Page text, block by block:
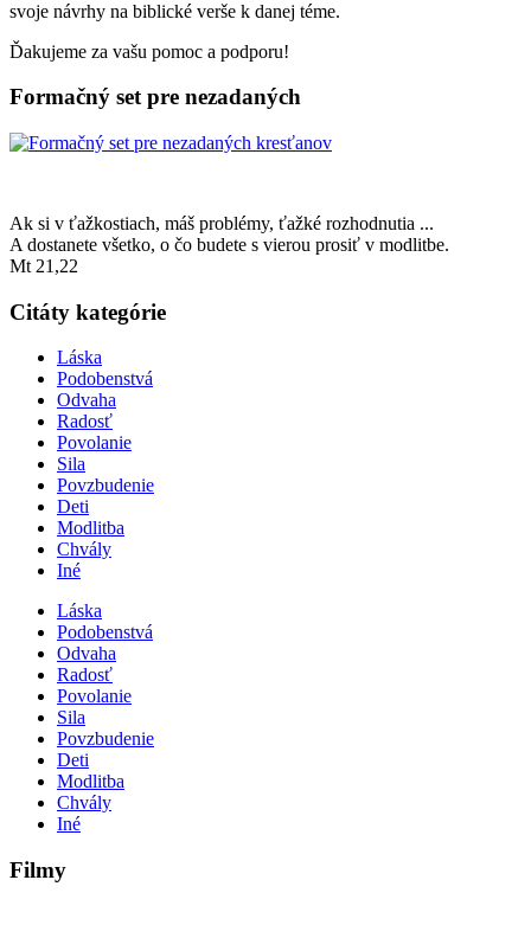
svoje návrhy na biblické verše k danej téme.
Ďakujeme za vašu pomoc a podporu!
Formačný set pre nezadaných
Ak si v ťažkostiach, máš problémy, ťažké rozhodnutia ...
A dostanete všetko, o čo budete s vierou prosiť v modlitbe.
Mt 21,22
Citáty kategórie
Láska
Podobenstvá
Odvaha
Radosť
Povolanie
Sila
Povzbudenie
Deti
Modlitba
Chvály
Iné
Láska
Podobenstvá
Odvaha
Radosť
Povolanie
Sila
Povzbudenie
Deti
Modlitba
Chvály
Iné
Filmy